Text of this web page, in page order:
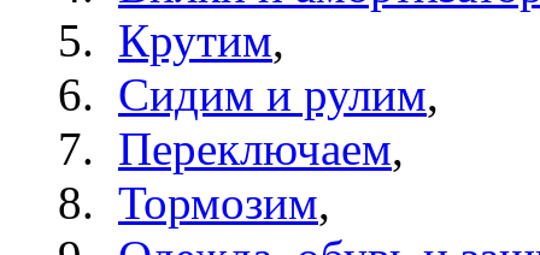
Крутим,
Сидим и рулим,
Переключаем,
Тормозим,